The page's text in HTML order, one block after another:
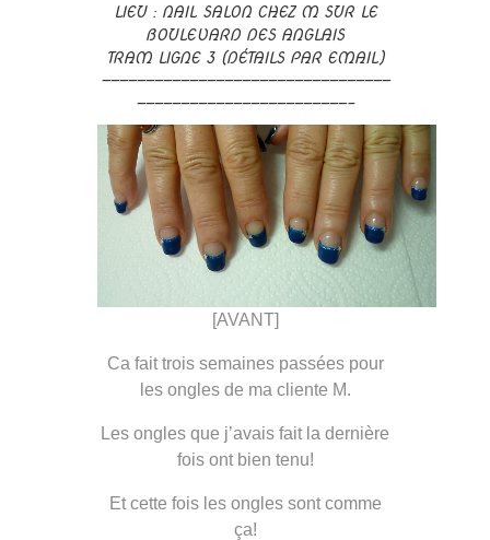
LIEU : NAIL SALON CHEZ M SUR LE
BOULEVARD DES ANGLAIS
TRAM LIGNE 3 (DÉTAILS PAR EMAIL)
—————————————————————————————————
————————————————————————–
[AVANT]
Ca fait trois semaines passées pour
les ongles de ma cliente M.
Les ongles que j’avais fait la dernière
fois ont bien tenu!
Et cette fois les ongles sont comme
ça!